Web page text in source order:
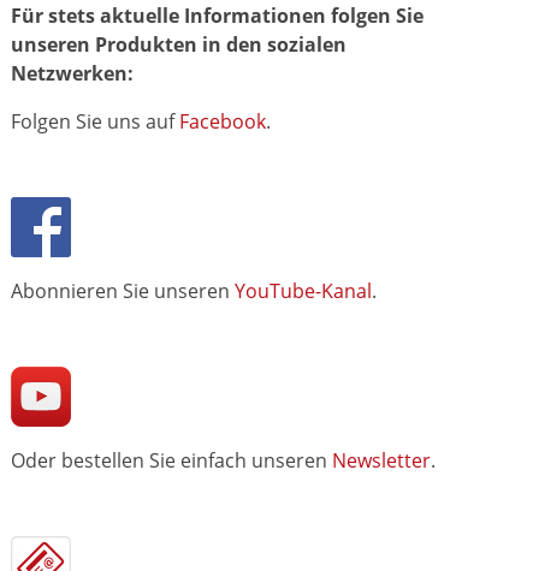
Für stets aktuelle Informationen folgen Sie
unseren Produkten in den sozialen
Netzwerken:
Folgen Sie uns aufFacebook.
Abonnieren Sie unseren YouTube-Kanal.
Oder bestellen Sie einfach unseren Newsletter.